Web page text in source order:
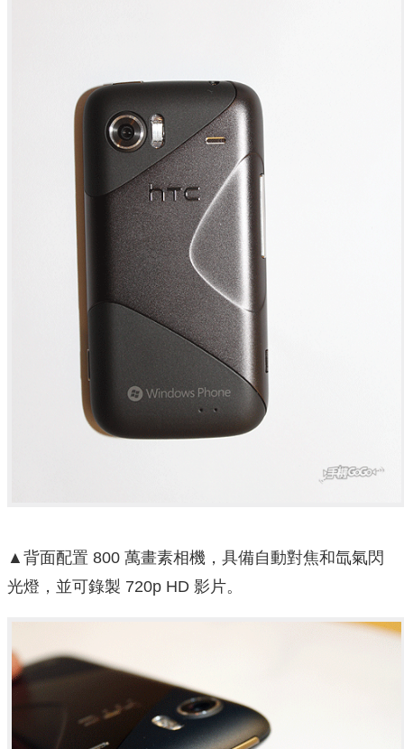
▲背面配置 800 萬畫素相機，具備自動對焦和氙氣閃
光燈，並可錄製 720p HD 影片。